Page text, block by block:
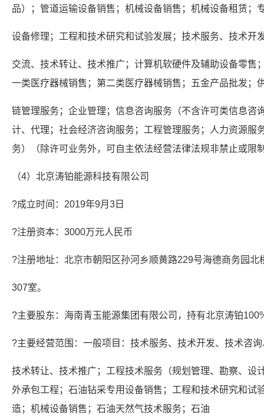
品）；管道运输设备销售；机械设备销售；机械设备租赁；
设备修理；工程和技术研究和试验发展；技术服务、技术开
交流、技术转让、技术推广；计算机软硬件及辅助设备零售
一类医疗器械销售；第二类医疗器械销售；五金产品批发；
链管理服务；企业管理；信息咨询服务（不含许可类信息咨
计、代理；社会经济咨询服务；工程管理服务；人力资源服
务）（除许可业务外，可自主依法经营法律法规非禁止或限
（4）北京涛铂能源科技有限公司
?成立时间：2019年9月3日
?注册资本：3000万元人民币
?注册地址：北京市朝阳区孙河乡顺黄路229号海德商务园北
307室。
?主要股东：海南青玉能源集团有限公司，持有北京涛铂
?主要经营范围：一般项目：技术服务、技术开发、技术咨
技术转让、技术推广；工程技术服务（规划管理、勘察、设
外承包工程；石油钻采专用设备销售；工程和技术研究和试
造；机械设备销售；石油天然气技术服务；石油